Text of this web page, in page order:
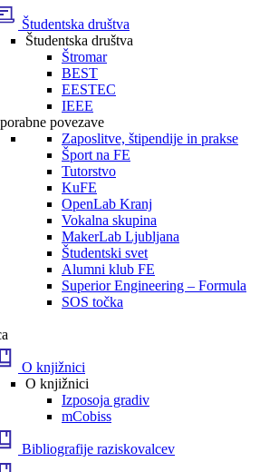
Študentska društva
Študentska društva
Štromar
BEST
EESTEC
IEEE
povezave
Zaposlitve, štipendije in prakse
Šport na FE
Tutorstvo
KuFE
OpenLab Kranj
Vokalna skupina
MakerLab Ljubljana
Študentski svet
Alumni klub FE
Superior Engineering – Formula
SOS točka
O knjižnici
O knjižnici
Izposoja gradiv
mCobiss
Bibliografije raziskovalcev